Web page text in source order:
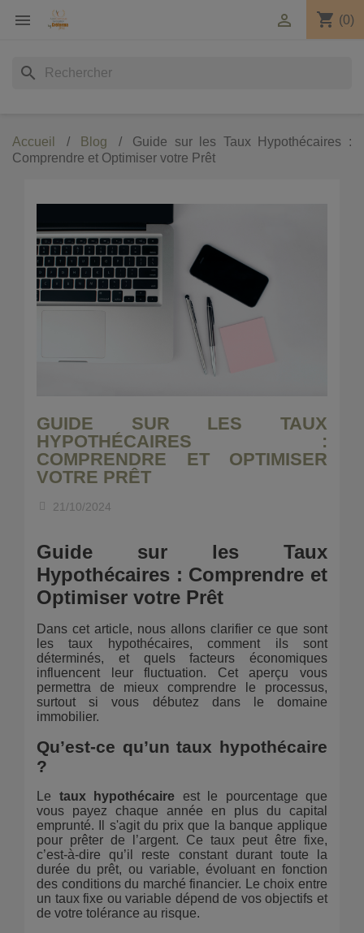
 shopping_cart (0)

search
Accueil Blog
Guide sur les Taux Hypothécaires :
Comprendre et Optimiser votre Prêt
GUIDE SUR LES TAUX
HYPOTHÉCAIRES :
COMPRENDRE ET OPTIMISER
VOTRE PRÊT
21/10/2024
Guide sur les Taux
Hypothécaires : Comprendre et
Optimiser votre Prêt
Dans cet article, nous allons clarifier ce que sont
les taux hypothécaires, comment ils sont
déterminés, et quels facteurs économiques
influencent leur fluctuation. Cet aperçu vous
permettra de mieux comprendre le processus,
surtout si vous débutez dans le domaine
immobilier.
Qu’est-ce qu’un taux hypothécaire
?
Le taux hypothécaire est le pourcentage que
vous payez chaque année en plus du capital
emprunté. Il s'agit du prix que la banque applique
pour prêter de l’argent. Ce taux peut être fixe,
c’est-à-dire qu’il reste constant durant toute la
durée du prêt, ou variable, évoluant en fonction
des conditions du marché financier. Le choix entre
un taux fixe ou variable dépend de vos objectifs et
de votre tolérance au risque.